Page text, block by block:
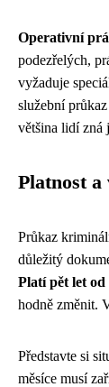
Operativní
podezřelých,
vyžaduje
služební
většina lidí zná
Platnost
Průkaz
důležitý
Platí pět let
hodně změnit.
Představte si
měsíce musí